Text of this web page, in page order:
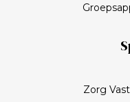
Zorg